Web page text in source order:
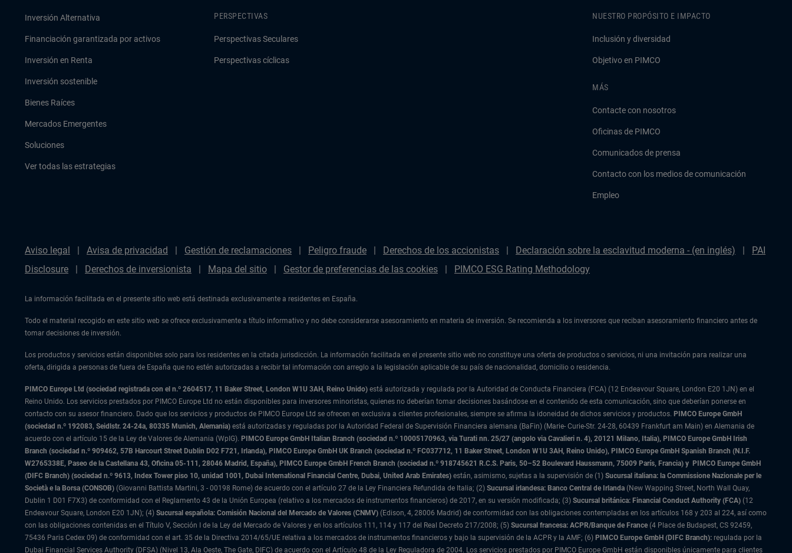
Inversión Alternativa
Financiación garantizada por activos
Inversión en Renta
Inversión sostenible
Bienes Raíces
Mercados Emergentes
Soluciones
Ver todas las estrategias
PERSPECTIVAS
Perspectivas Seculares
Perspectivas cíclicas
NUESTRO PROPÓSITO E IMPACTO
Inclusión y diversidad
Objetivo en PIMCO
MÁS
Contacte con nosotros
Oficinas de PIMCO
Comunicados de prensa
Contacto con los medios de comunicación
Empleo
Aviso legal Avisa de privacidad Gestión de reclamaciones Peligro fraude Derechos de los accionistas Declaración sobre la esclavitud moderna - (en inglés)
PAI
Disclosure
Derechos de inversionista Mapa del sitio Gestor de preferencias de las cookies PIMCO ESG Rating Methodology
La información facilitada en el presente sitio web está destinada exclusivamente a residentes en España.
Todo el material recogido en este sitio web se ofrece exclusivamente a título informativo y no debe considerarse asesoramiento en materia de inversión. Se recomienda a los inversores que reciban asesoramiento financiero antes de
tomar decisiones de inversión.
Los productos y servicios están disponibles solo para los residentes en la citada jurisdicción. La información facilitada en el presente sitio web no constituye una oferta de productos o servicios, ni una invitación para realizar una
oferta, dirigida a personas de fuera de España que no estén autorizadas a recibir tal información con arreglo a la legislación aplicable de su país de nacionalidad, domicilio o residencia.
PIMCO Europe Ltd (sociedad registrada con el n.º 2604517, 11 Baker Street, London W1U 3AH, Reino Unido) está autorizada y regulada por la Autoridad de Conducta Financiera (FCA) (12 Endeavour Square, London E20 1JN) en el
Reino Unido. Los servicios prestados por PIMCO Europe Ltd no están disponibles para inversores minoristas, quienes no deberían tomar decisiones basándose en el contenido de esta comunicación, sino que deberían ponerse en
contacto con su asesor financiero. Dado que los servicios y productos de PIMCO Europe Ltd se ofrecen en exclusiva a clientes profesionales, siempre se afirma la idoneidad de dichos servicios y productos. PIMCO Europe GmbH
(sociedad n.º 192083, Seidlstr. 24-24a, 80335 Munich, Alemania) está autorizadas y reguladas por la Autoridad Federal de Supervisión Financiera alemana (BaFin) (Marie- Curie-Str. 24-28, 60439 Frankfurt am Main) en Alemania de
acuerdo con el artículo 15 de la Ley de Valores de Alemania (WpIG). PIMCO Europe GmbH Italian Branch (sociedad n.º 10005170963, via Turati nn. 25/27 (angolo via Cavalieri n. 4), 20121 Milano, Italia), PIMCO Europe GmbH Irish
Branch (sociedad n.º 909462, 57B Harcourt Street Dublin D02 F721, Irlanda), PIMCO Europe GmbH UK Branch (sociedad n.º FC037712, 11 Baker Street, London W1U 3AH, Reino Unido), PIMCO Europe GmbH Spanish Branch (N.I.F.
W2765338E, Paseo de la Castellana 43, Oficina 05-111, 28046 Madrid, España), PIMCO Europe GmbH French Branch (sociedad n.º 918745621 R.C.S. Paris, 50–52 Boulevard Haussmann, 75009 París, Francia) y PIMCO Europe GmbH
(DIFC Branch) (sociedad n.º 9613, Index Tower piso 10, unidad 1001, Dubai International Financial Centre, Dubai, United Arab Emirates) están, asimismo, sujetas a la supervisión de (1) Sucursal italiana: la Commissione Nazionale per le
Società e la Borsa (CONSOB) (Giovanni Battista Martini, 3 - 00198 Rome) de acuerdo con el artículo 27 de la Ley Financiera Refundida de Italia; (2) Sucursal irlandesa: Banco Central de Irlanda (New Wapping Street, North Wall Quay,
Dublin 1 D01 F7X3) de conformidad con el Reglamento 43 de la Unión Europea (relativo a los mercados de instrumentos financieros) de 2017, en su versión modificada; (3) Sucursal británica: Financial Conduct Authority (FCA) (12
Endeavour Square, London E20 1JN); (4) Sucursal española: Comisión Nacional del Mercado de Valores (CNMV) (Edison, 4, 28006 Madrid) de conformidad con las obligaciones contempladas en los artículos 168 y 203 al 224, así como
con las obligaciones contenidas en el Título V, Sección I de la Ley del Mercado de Valores y en los artículos 111, 114 y 117 del Real Decreto 217/2008; (5) Sucursal francesa: ACPR/Banque de France (4 Place de Budapest, CS 92459,
75436 Paris Cedex 09) de conformidad con el art. 35 de la Directiva 2014/65/UE relativa a los mercados de instrumentos financieros y bajo la supervisión de la ACPR y la AMF; (6) PIMCO Europe GmbH (DIFC Branch): regulada por la
Dubai Financial Services Authority (DFSA) (Nivel 13, Ala Oeste, The Gate, DIFC) de acuerdo con el Artículo 48 de la Ley Reguladora de 2004. Los servicios prestados por PIMCO Europe GmbH están disponibles únicamente para clientes